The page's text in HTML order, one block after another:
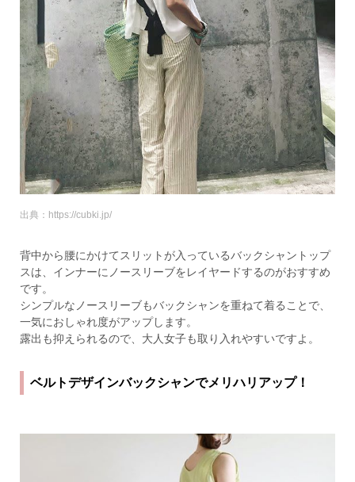
出典：https://cubki.jp/
背中から腰にかけてスリットが入っているバックシャントップ
スは、インナーにノースリーブをレイヤードするのがおすすめ
です。
シンプルなノースリーブもバックシャンを重ねて着ることで、
一気におしゃれ度がアップします。
露出も抑えられるので、大人女子も取り入れやすいですよ。
ベルトデザインバックシャンでメリハリアップ！